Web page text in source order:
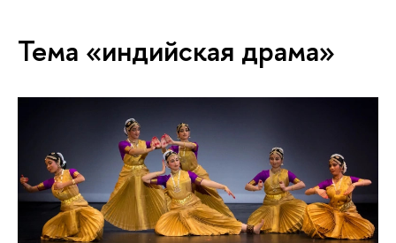
Тема «индийская драма»